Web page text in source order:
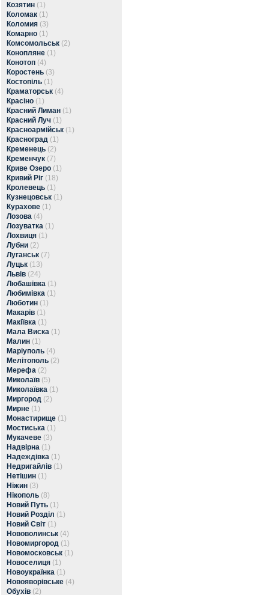
Козятин (1)
Коломак (1)
Коломия (3)
Комарно (1)
Комсомольськ (2)
Конопляне (1)
Конотоп (4)
Коростень (3)
Костопіль (1)
Краматорськ (4)
Красіно (1)
Красний Лиман (1)
Красний Луч (1)
Красноармійськ (1)
Красноград (1)
Кременець (2)
Кременчук (7)
Криве Озеро (1)
Кривий Ріг (18)
Кролевець (1)
Кузнецовськ (1)
Курахове (1)
Лозова (4)
Лозуватка (1)
Лохвиця (1)
Лубни (2)
Луганськ (7)
Луцьк (13)
Львів (24)
Любашівка (1)
Любимівка (1)
Люботин (1)
Макарів (1)
Макіївка (1)
Мала Виска (1)
Малин (1)
Маріуполь (4)
Мелітополь (2)
Мерефа (2)
Миколаїв (5)
Миколаївка (1)
Миргород (2)
Мирне (1)
Монастирище (1)
Мостиська (1)
Мукачеве (3)
Надвірна (1)
Надеждівка (1)
Недригайлів (1)
Нетішин (1)
Ніжин (3)
Нікополь (8)
Новий Путь (1)
Новий Розділ (1)
Новий Світ (1)
Нововолинськ (4)
Новомиргород (1)
Новомосковськ (1)
Новоселиця (1)
Новоукраїнка (1)
Новояворівське (4)
Обухів (2)